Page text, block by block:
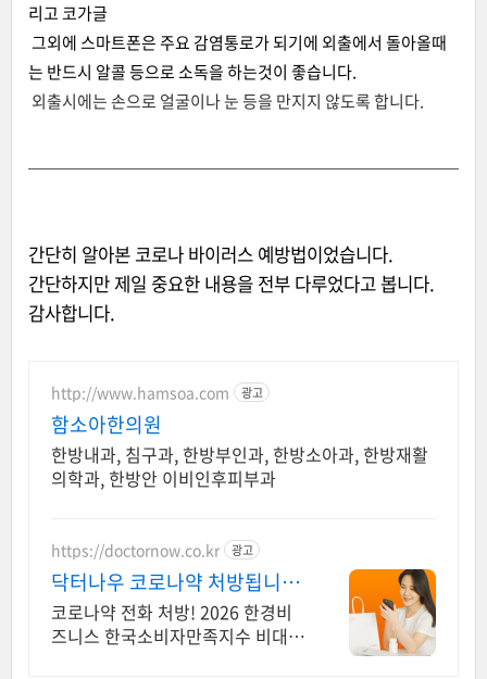
리고 코가글
그외에 스마트폰은 주요 감염통로가 되기에 외출에서 돌아올때
는 반드시 알콜 등으로 소독을 하는것이 좋습니다.
외출시에는 손으로 얼굴이나 눈 등을 만지지 않도록 합니다.
간단히 알아본 코로나 바이러스 예방법이었습니다.
간단하지만 제일 중요한 내용을 전부 다루었다고 봅니다.
감사합니다.
http://www.hamsoa.com 광고
함소아한의원
한방내과, 침구과, 한방부인과, 한방소아과, 한방재활
의학과, 한방안 이비인후피부과
https://doctornow.co.kr 광고
닥터나우 코로나약 처방됩니다
365일 24시간 진료가능
코로나약 전화 처방! 2026 한경비
즈니스 한국소비자만족지수 비대면